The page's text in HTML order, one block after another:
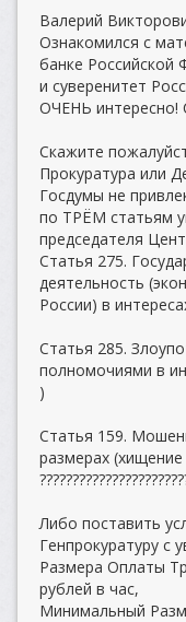
Валерий
Ознакомился с
банке Российской
и суверенитет
ОЧЕНЬ интересно!
Скажите
Прокуратура или
Госдумы не
по ТРЁМ статьям
председателя
Статья 275.
деятельность
России) в
Статья 285.
полномочиями в
)
Статья 159.
размерах
Либо поставить
Генпрокуратуру с
Размера Оплаты
рублей в час,
Минимальный